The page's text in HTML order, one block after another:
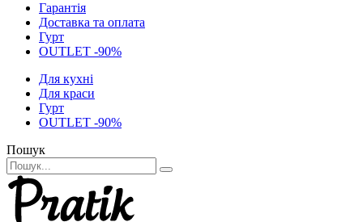
Гарантія
Доставка та оплата
Гурт
OUTLET -90%
Для кухні
Для краси
Гурт
OUTLET -90%
Пошук